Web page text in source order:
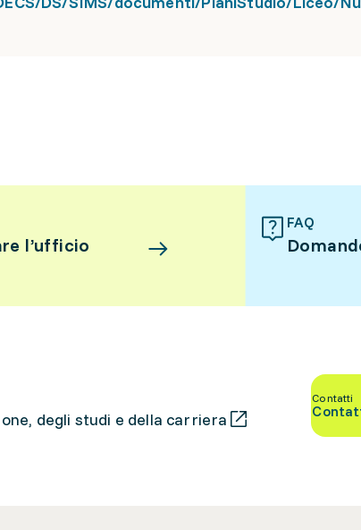
l’ufficio
FAQ
degli studi e della carriera
Contatti